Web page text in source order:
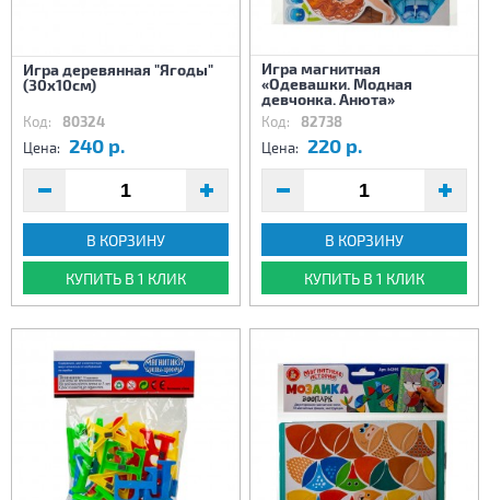
Игра деревянная "Ягоды"
(30х10см)
Код: 80324
Цена: 240 р.
В КОРЗИНУ
КУПИТЬ В 1 КЛИК
Игра магнитная
«Одевашки. Модная
девчонка. Анюта»
Код: 82738
Цена: 220 р.
В КОРЗИНУ
КУПИТЬ В 1 КЛИК